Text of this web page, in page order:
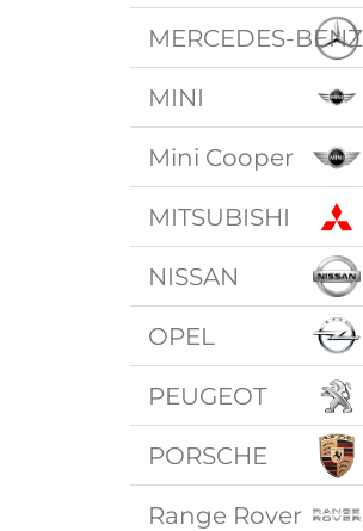
MERCEDES-BENZ
MINI
Mini Cooper
MITSUBISHI
NISSAN
OPEL
PEUGEOT
PORSCHE
Range Rover